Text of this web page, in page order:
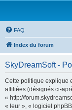
FAQ
Index du forum
SkyDreamSoft -
Cette politique explique
affiliées (désignés ci-
« http://
« leur », « logiciel